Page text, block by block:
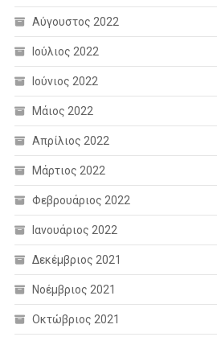
Αύγουστος 2022
Ιούλιος 2022
Ιούνιος 2022
Μάιος 2022
Απρίλιος 2022
Μάρτιος 2022
Φεβρουάριος 2022
Ιανουάριος 2022
Δεκέμβριος 2021
Νοέμβριος 2021
Οκτώβριος 2021